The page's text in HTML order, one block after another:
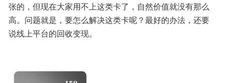
张的，但现在大家用不上这类卡了，自然价值就没有那么
高。问题就是，要怎么解决这类卡呢？最好的办法，还要
说线上平台的回收变现。